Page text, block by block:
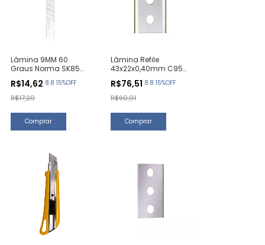
Lâmina 9MM 60
Graus Norma SK85
R$14,62 8.8 15%OFF
R$17,20
Lâmina Refile
43x22x0,40mm C95
R$76,51 8.8 15%OFF
R$90,01